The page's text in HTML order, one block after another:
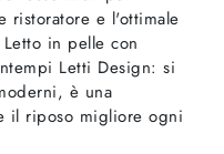
ristoratore e l'ottimale
in pelle con
Letti Design: si
è una
il riposo migliore ogni